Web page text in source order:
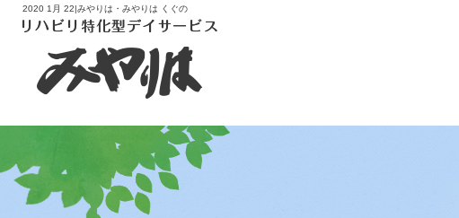
2020 1月 22|みやりは・みやりは くぐの